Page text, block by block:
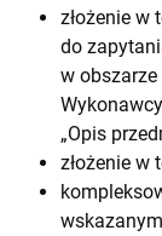
złożenie w
do
w obszarze
„Opis
złożenie w